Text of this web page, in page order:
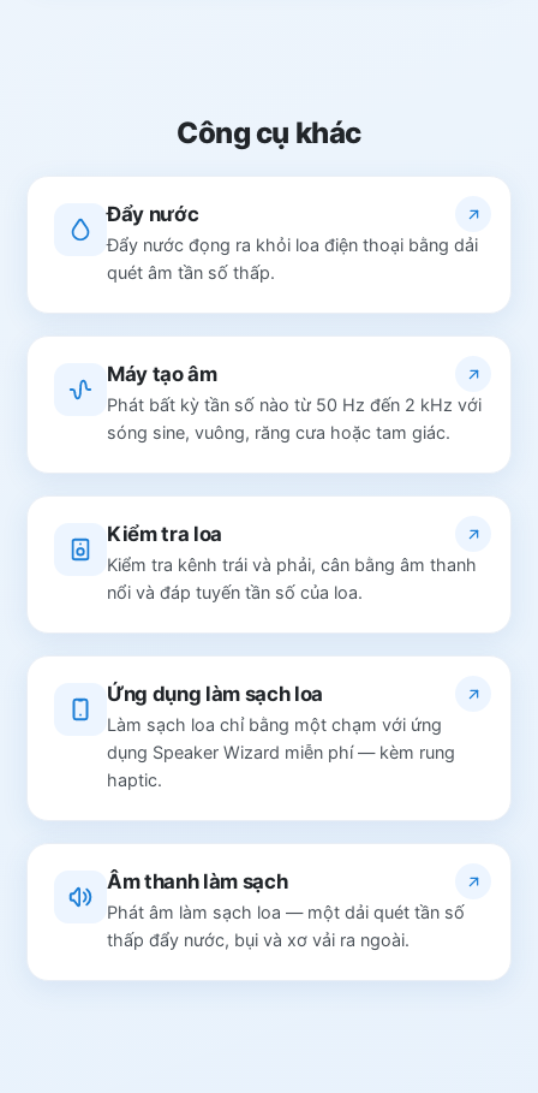
Công cụ khác
Đẩy nước
Đẩy nước đọng ra khỏi loa điện thoại bằng dải
quét âm tần số thấp.
Máy tạo âm
Phát bất kỳ tần số nào từ 50 Hz đến 2 kHz với
sóng sine, vuông, răng cưa hoặc tam giác.
Kiểm tra loa
Kiểm tra kênh trái và phải, cân bằng âm thanh
nổi và đáp tuyến tần số của loa.
Ứng dụng làm sạch loa
Làm sạch loa chỉ bằng một chạm với ứng
dụng Speaker Wizard miễn phí — kèm rung
haptic.
Âm thanh làm sạch
Phát âm làm sạch loa — một dải quét tần số
thấp đẩy nước, bụi và xơ vải ra ngoài.